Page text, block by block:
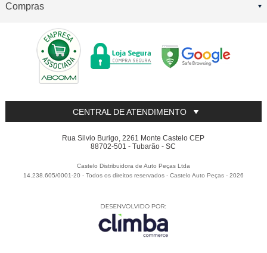
Compras
CENTRAL DE ATENDIMENTO
Rua Silvio Burigo, 2261 Monte Castelo CEP
88702-501 - Tubarão - SC
Castelo Distribuidora de Auto Peças Ltda
14.238.605/0001-20 - Todos os direitos reservados -Castelo Auto Peças -2026